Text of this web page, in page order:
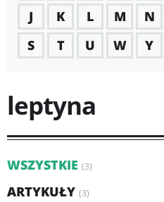
J
K L M N
S
T U W Y
leptyna
WSZYSTKIE (3)
ARTYKUŁY (3)